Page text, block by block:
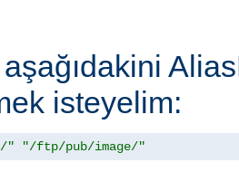
isteyelim:
" "/ftp/pub/image/"